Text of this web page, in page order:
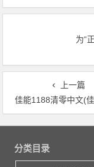
法使用 电脑识别未指
为“
上一篇
佳能1188清零中文(佳能打印机故障排除：如何进行
文章导航
分类目录